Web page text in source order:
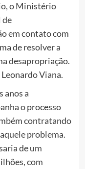
o Ministério
de
em contato com
de resolver a
desapropriação.
Leonardo Viana.
anos a
o processo
contratando
problema.
de um
com